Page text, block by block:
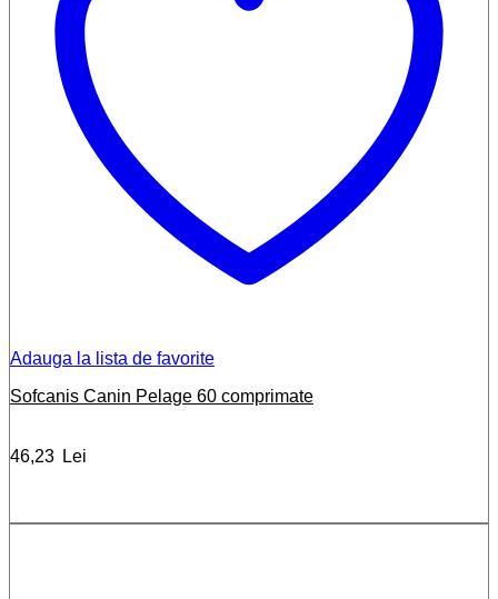
Adauga la lista de favorite
Sofcanis Canin Pelage 60 comprimate
46,23 Lei